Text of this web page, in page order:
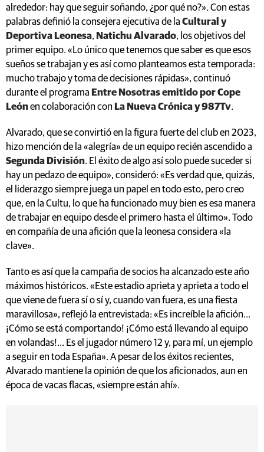
alrededor: hay que seguir soñando, ¿por qué no?». Con estas
palabras definió la consejera ejecutiva de la Cultural y
Deportiva Leonesa, Natichu Alvarado, los objetivos del
primer equipo. «Lo único que tenemos que saber es que esos
sueños se trabajan y es así como planteamos esta temporada:
mucho trabajo y toma de decisiones rápidas», continuó
durante el programa Entre Nosotras emitido por Cope
Leónen colaboración con La Nueva Crónica y 987Tv.
Alvarado, que se convirtió en la figura fuerte del club en 2023,
hizo mención de la «alegría» de un equipo recién ascendido a
Segunda División. El éxito de algo así solo puede suceder si
hay un pedazo de equipo», consideró: «Es verdad que, quizás,
el liderazgo siempre juega un papel en todo esto, pero creo
que, en la Cultu, lo que ha funcionado muy bien es esa manera
de trabajar en equipo desde el primero hasta el último». Todo
en compañía de una afición que la leonesa considera «la
clave».
Tanto es así que la campaña de socios ha alcanzado este año
máximos históricos. «Este estadio aprieta y aprieta a todo el
que viene de fuera sí o sí y, cuando van fuera, es una fiesta
maravillosa», reflejó la entrevistada: «Es increíble la afición...
¡Cómo se está comportando! ¡Cómo está llevando al equipo
en volandas!... Es el jugador número 12 y, para mí, un ejemplo
a seguir en toda España». A pesar de los éxitos recientes,
Alvarado mantiene la opinión de que los aficionados, aun en
época de vacas flacas, «siempre están ahí».